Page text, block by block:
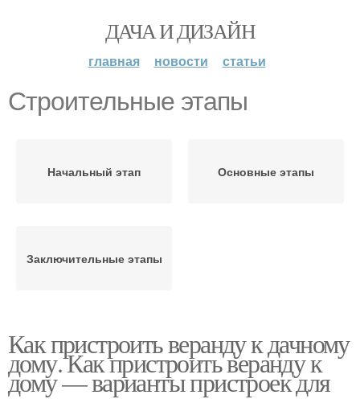
ДАЧА И ДИЗАЙН
главная новости статьи
Строительные этапы
Начальный этап Основные этапы
Заключительные этапы
Как пристроить веранду к дачному
дому. Как пристроить веранду к
дому — варианты пристроек для